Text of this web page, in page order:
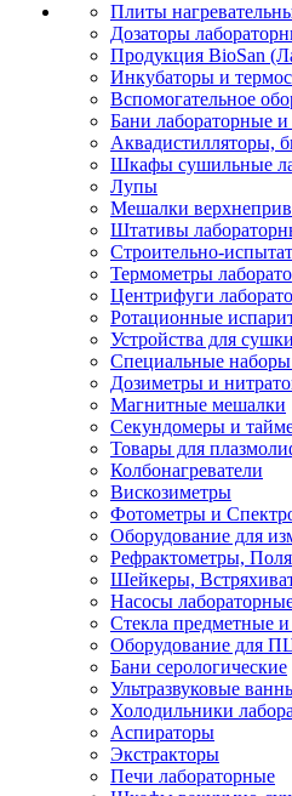
Плиты
Дозаторы
Продукция BioSan
Инкубаторы и
Вспомогательное
Бани лабораторные
Аквадистилляторы,
Шкафы сушильные
Лупы
Мешалки
Штативы
Строительно-
Термометры
Центрифуги
Ротационные
Устройства для
Специальные наборы
Дозиметры и
Магнитные мешалки
Секундомеры и
Товары для
Колбонагреватели
Вискозиметры
Фотометры и
Оборудование для
Рефрактометры,
Шейкеры,
Насосы
Стекла предметные
Оборудование для
Бани серологические
Ультразвуковые
Холодильники
Аспираторы
Экстракторы
Печи лабораторные